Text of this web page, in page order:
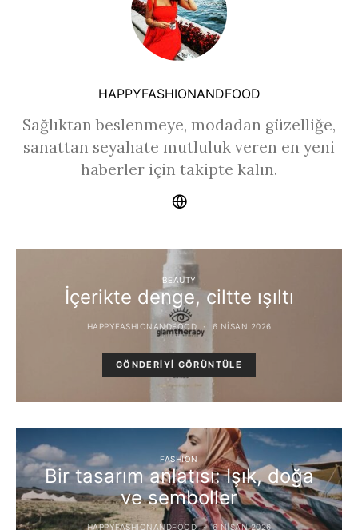
HAPPYFASHIONANDFOOD
Sağlıktan beslenmeye, modadan güzelliğe,
sanattan seyahate mutluluk veren en yeni
haberler için takipte kalın.
BEAUTY
İçerikte denge, ciltte ışıltı
HAPPYFASHIONANDFOOD 6 NISAN 2026
GÖNDERIYI GÖRÜNTÜLE
FASHION
Bir tasarım anlatısı: Işık, doğa
ve semboller
HAPPYFASHIONANDFOOD 6 NISAN 2026